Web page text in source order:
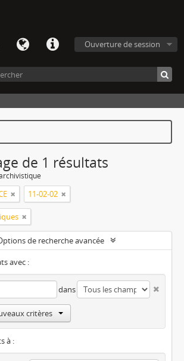
Ouverture de session
de 1 résultats
11-02-02
de recherche avancée
avec :
dans
critères
à :